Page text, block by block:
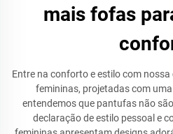
mais fofas
Entre na conforto e estilo com
femininas, projetadas com
entendemos que pantufas não
declaração de estilo pessoal e